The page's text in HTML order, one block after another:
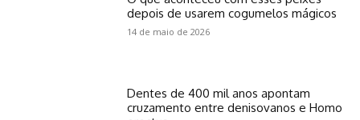
depois de usarem cogumelos mágicos
14 de maio de 2026
Dentes de 400 mil anos apontam
cruzamento entre denisovanos e Homo